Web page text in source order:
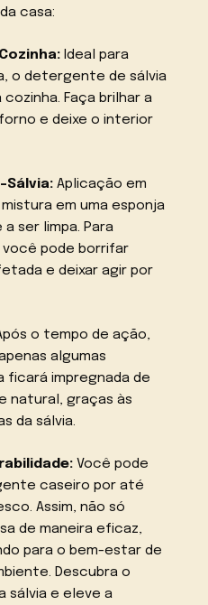
casa:
Ideal para
o detergente de sálvia
Faça brilhar a
e deixe o interior
Sálvia: Aplicação em
em uma esponja
ser limpa. Para
pode borrifar
e deixar agir por
o tempo de ação,
algumas
ficará impregnada de
natural, graças às
da sálvia.
Você pode
caseiro por até
Assim, não só
de maneira eficaz,
para o bem-estar de
Descubra o
sálvia e eleve a